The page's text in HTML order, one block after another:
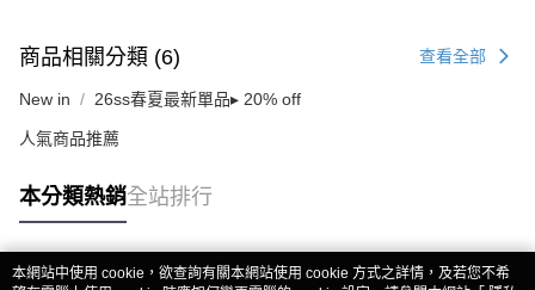
商品相關分類 (6) 查看全部
New in 26ss春夏最新單品▸ 20% off
人氣商品推薦
本分類熱銷全站排行
本網站中使用 cookie，欲查詢有關本網站使用 cookie 方式之詳情，及若您不希